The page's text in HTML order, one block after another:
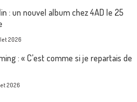
: un nouvel album chez 4AD le 25
2026
: « C’est comme si je repartais de
2026